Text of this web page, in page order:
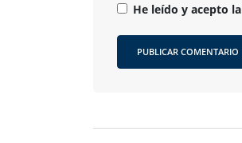
He leído y acepto la